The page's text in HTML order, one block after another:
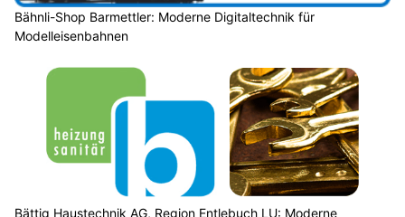
Bähnli-Shop Barmettler: Moderne Digitaltechnik für
Modelleisenbahnen
Bättig Haustechnik AG, Region Entlebuch LU: Moderne